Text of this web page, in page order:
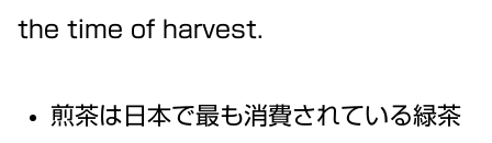
the time of harvest.
煎茶は日本で最も消費されている緑茶